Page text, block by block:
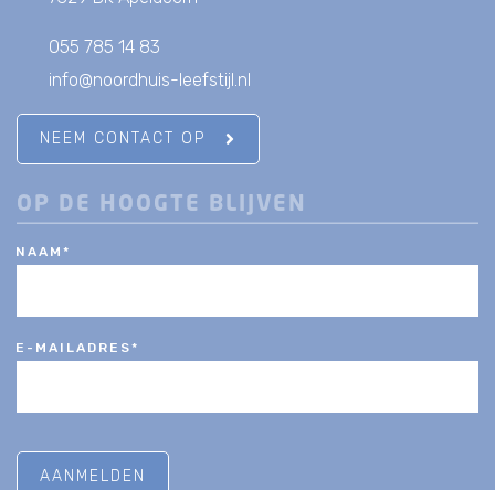
055 785 14 83
info@noordhuis-leefstijl.nl
NEEM CONTACT OP
OP DE HOOGTE BLIJVEN
NAAM *
E-MAILADRES*